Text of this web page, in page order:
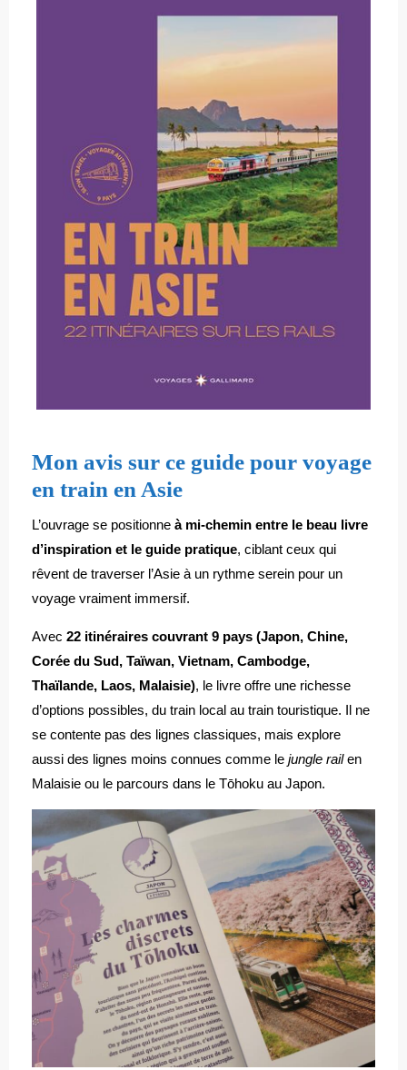
Mon avis sur ce guide pour voyage
en train en Asie
L’ouvrage se positionne à mi-chemin entre le beau livre
d’inspiration et le guide pratique, ciblant ceux qui
rêvent de traverser l’Asie à un rythme serein pour un
voyage vraiment immersif.
Avec 22 itinéraires couvrant 9 pays (Japon, Chine,
Corée du Sud, Taïwan, Vietnam, Cambodge,
Thaïlande, Laos, Malaisie), le livre offre une richesse
d’options possibles, du train local au train touristique. Il ne
se contente pas des lignes classiques, mais explore
aussi des lignes moins connues comme le jungle railen
Malaisie ou le parcours dans le Tōhoku au Japon.